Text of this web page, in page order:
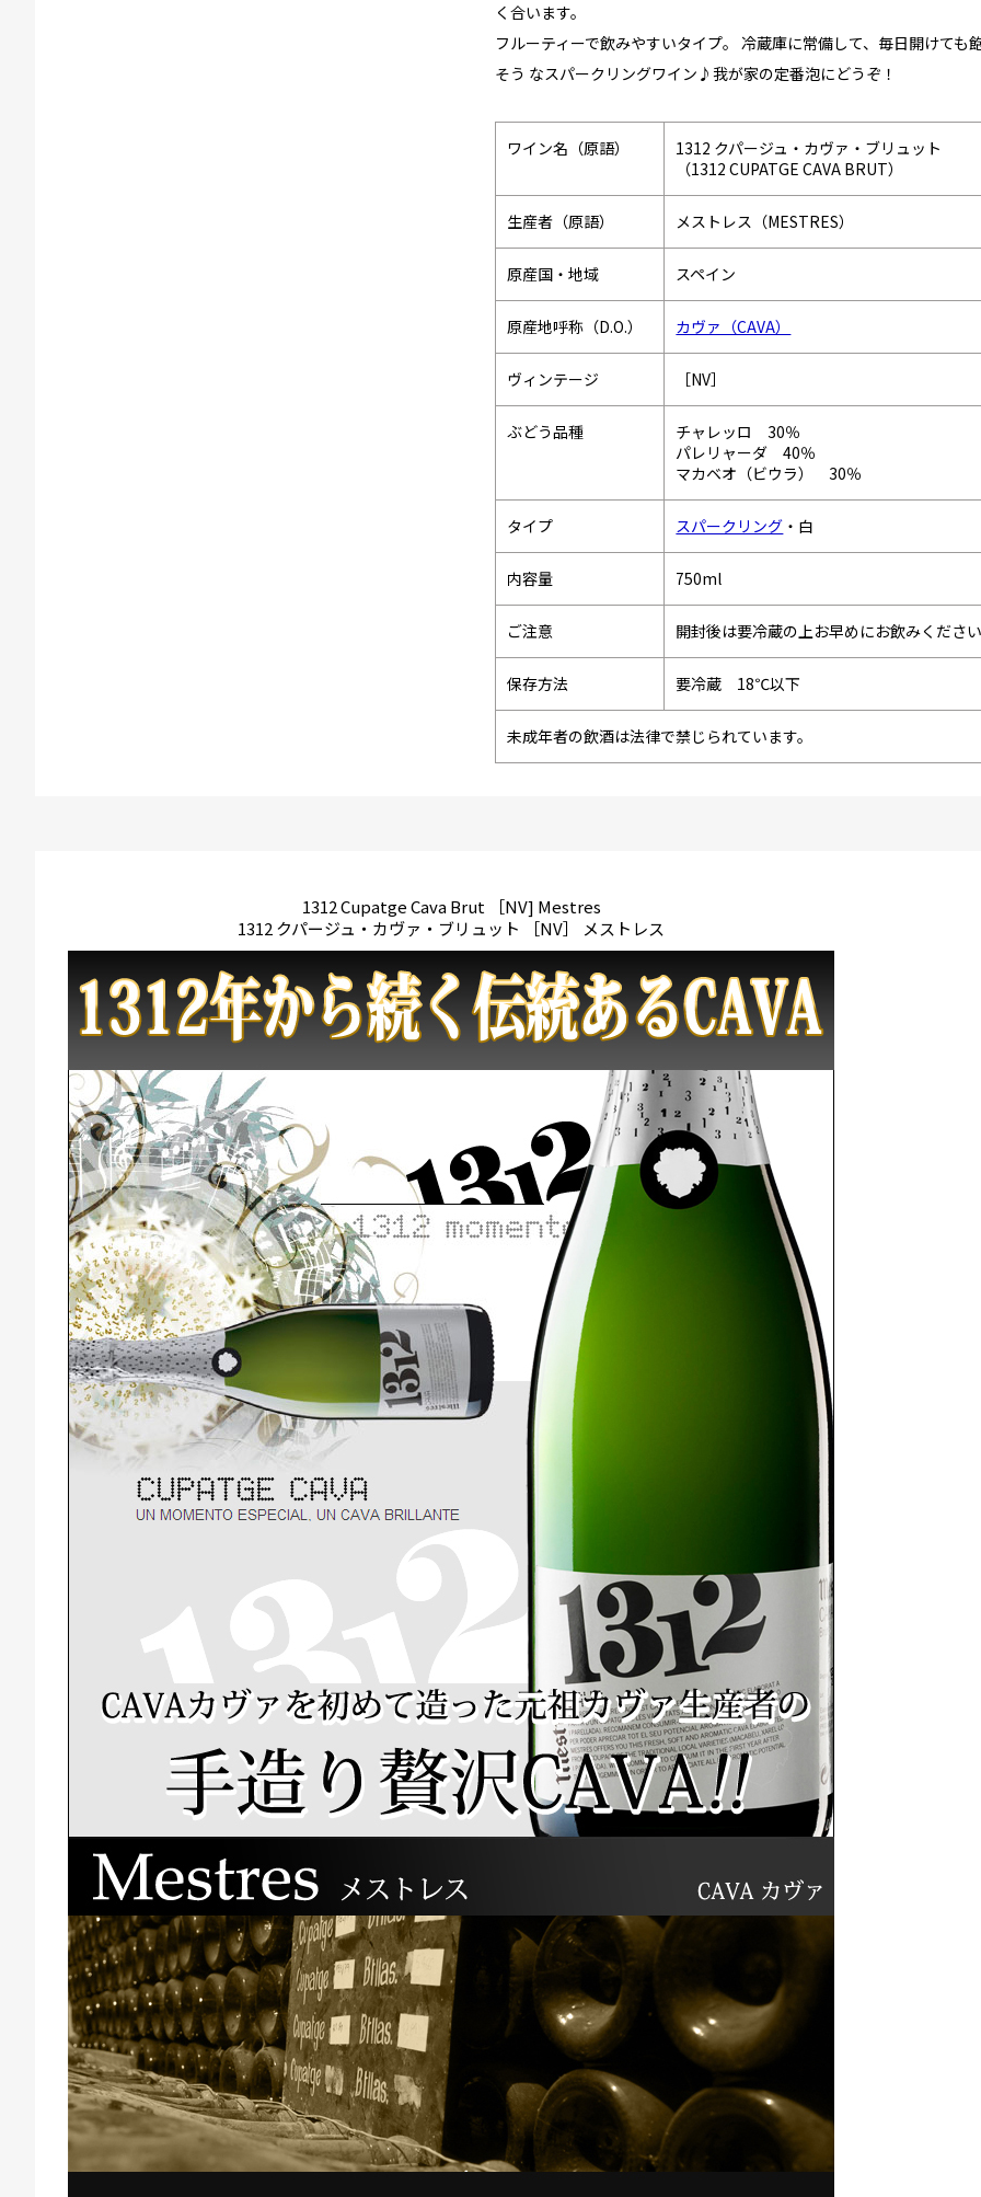
く合います。
フルーティーで飲みやすいタイプ。 冷蔵庫に常備して、毎日開けて
そう なスパークリングワイン♪我が家の定番泡にどうぞ！
ワイン名（原語）
1312 クパージュ・カヴァ・ブリュット
（1312 CUPATGE CAVA BRUT）
生産者（原語） メストレス（MESTRES）
原産国・地域 スペイン
原産地呼称（D.O.） カヴァ（CAVA）
ヴィンテージ ［NV］
ぶどう品種
チャレッロ 30％
パレリャーダ 40％
マカベオ（ビウラ） 30％
タイプ スパークリング ・白
内容量 750ml
ご注意 開封後は要冷蔵の上お早めにお飲みくださ
保存方法 要冷蔵 18℃以下
未成年者の飲酒は法律で禁じられています。
1312 Cupatge Cava Brut ［NV] Mestres
1312 クパージュ・カヴァ・ブリュット ［NV］ メストレス